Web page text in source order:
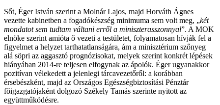
Sőt, Éger István szerint a Molnár Lajos, majd Horváth Ágnes
vezette kabinetben a fogadókészség minimuma sem volt meg, „két
mondatot sem tudtam váltani erről a miniszterasszonnyal”. A MOK
elnöke szerint amióta ő vezeti a testületet, folyamatosan hívják fel a
figyelmet a helyzet tarthatatlanságára, ám a minisztérium szőnyeg
alá söpri az aggasztó prognózisokat, melyek szerint konkrét lépések
hiányában 2014-re teljesen elfogynak az ápolók. Éger ugyanakkor
pozitívan vélekedett a jelenlegi tárcavezetőről: a korábban
érsebészként, majd az Országos Egészségbiztosítási Pénztár
főigazgatójaként dolgozó Székely Tamás szerinte nyitott az
együttműködésre.